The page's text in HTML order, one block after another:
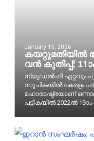
January 16, 2026
കയറ്റുമതിയിൽ
വൻ കുതിപ്പ്;
ന്യൂഡൽഹി ഏറ്റവും
സൂചികയിൽ കേരളം
മഹാരാഷ്ട്രയാണ്
പട്ടികയിൽ 2022ൽ